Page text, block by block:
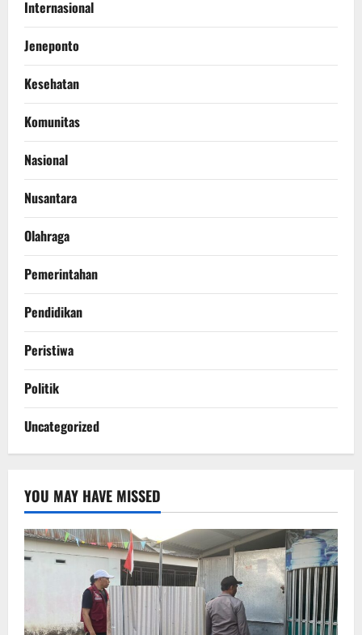
Internasional
Jeneponto
Kesehatan
Komunitas
Nasional
Nusantara
Olahraga
Pemerintahan
Pendidikan
Peristiwa
Politik
Uncategorized
YOU MAY HAVE MISSED